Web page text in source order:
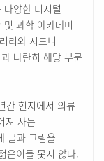
양한 디지털
과학 아카데미
리와 시드니
나란히 해당 부문
간 현지에서 의류
져 사는
글과 그림을
은이들 못지 않다.